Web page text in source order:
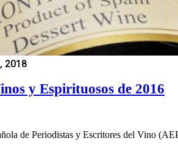
2018
y Espirituosos de 2016
de Periodistas y Escritores del Vino